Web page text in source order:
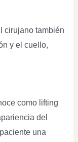
cirujano también
y el cuello,
como lifting
del
una